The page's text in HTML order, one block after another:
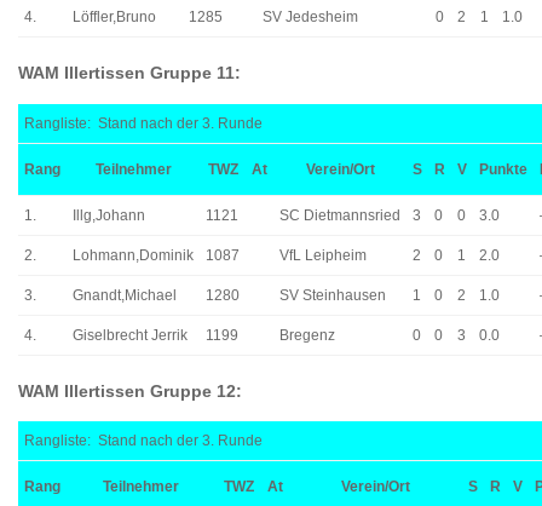
4. Löffler,Bruno 1285 SV Jedesheim 0 2 1 1.0
WAM Illertissen Gruppe 11:
Rangliste: Stand nach der 3. Runde
Rang Teilnehmer TWZ At Verein/Ort S R V Punkte
1. Illg,Johann 1121 SC Dietmannsried 3 0 0 3.0
2. Lohmann,Dominik 1087 VfL Leipheim 2 0 1 2.0
3. Gnandt,Michael 1280 SV Steinhausen 1 0 2 1.0
4. Giselbrecht Jerrik 1199 Bregenz 0 0 3 0.0
WAM Illertissen Gruppe 12:
Rangliste: Stand nach der 3. Runde
Rang Teilnehmer TWZ At Verein/Ort S R V